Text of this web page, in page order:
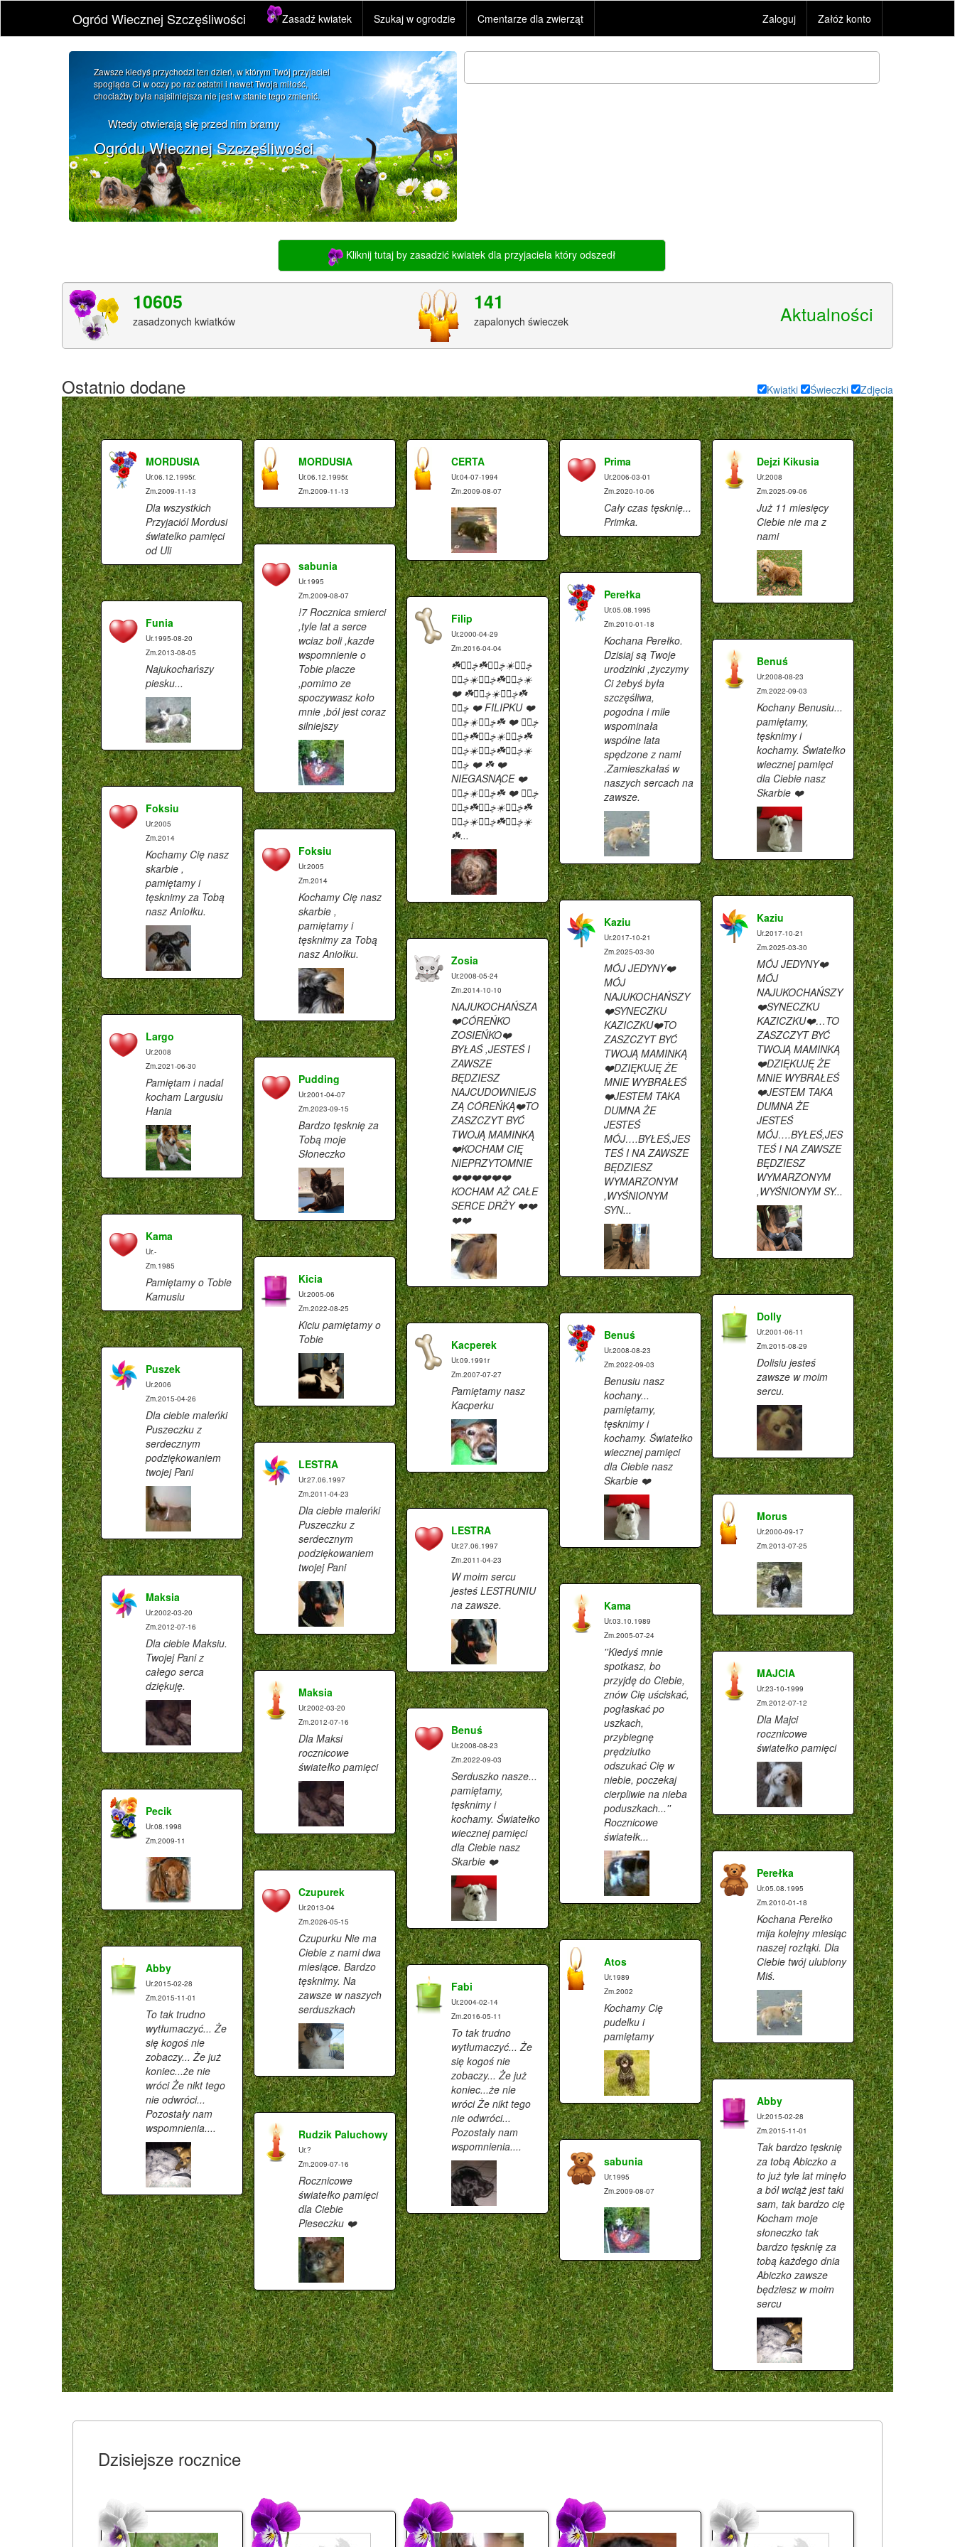
Ogród Wiecznej Szczęśliwości Zasadź kwiatek Szukaj w ogrodzie Cmentarze dla zwierząt Zaloguj Załóż konto
Zawsze kiedyś przychodzi ten dzień, w którym Twój przyjaciel
spogląda Ci w oczy po raz ostatni i nawet Twoja miłość,
chociażby była najsilniejsza nie jest w stanie tego zmienić.
Wtedy otwierają się przed nim bramy
Ogródu Wiecznej Szczęśliwości
Kliknij tutaj by zasadzić kwiatek dla przyjaciela który odszedł
10605
zasadzonych kwiatków
141
zapalonych świeczek Aktualności
Ostatnio dodane Kwiatki Świeczki Zdjęcia
MORDUSIA
Ur.06.12.1995r.
Zm.2009-11-13
Dla wszystkich
Przyjaciól Mordusi
światelko pamięci
od Uli
MORDUSIA
Ur.06.12.1995r.
Zm.2009-11-13
CERTA
Ur.04-07-1994
Zm.2009-08-07
Prima
Ur.2006-03-01
Zm.2020-10-06
Cały czas tęsknię...
Primka.
Dejzi Kikusia
Ur.2008
Zm.2025-09-06
Już 11 miesięcy
Ciebie nie ma z
nami
sabunia
Ur.1995
Zm.2009-08-07
!7 Rocznica smierci
,tyle lat a serce
wciaz boli ,kazde
wspomnienie o
Tobie placze
,pomimo ze
spoczywasz koło
mnie ,ból jest coraz
silniejszy
Perełka
Ur.05.08.1995
Zm.2010-01-18
Kochana Perełko.
Dzisiaj są Twoje
urodzinki ,życzymy
Ci żebyś była
szczęśliwa,
pogodna i mile
wspominała
wspólne lata
spędzone z nami
.Zamieszkałaś w
naszych sercach na
zawsze.
Filip
Ur.2000-04-29
Zm.2016-04-04
☘️ڿڰۣ☀️ڿڰۣ☘️ڿڰۣ
☀️ڿڰۣ☘️ڿڰۣ☀️ڿڰۣ
☘️ڿڰۣ☀️ڿڰۣ☘️ ❤️
ڿڰۣ ❤️ FILIPKU ❤️
ڿڰۣ ❤️ ☘️ڿڰۣ☀️ڿڰۣ
☘️ڿڰۣ☀️ڿڰۣ☘️ڿڰۣ
☀️ڿڰۣ☘️ڿڰۣ☀️ڿڰۣ
☘️ ❤️ ڿڰۣ ❤️
NIEGASNĄCE ❤️
ڿڰۣ ❤️ ☘️ڿڰۣ☀️ڿڰۣ
☘️ڿڰۣ☀️ڿڰۣ☘️ڿڰۣ
☀️ڿڰۣ☘️ڿڰۣ☀️ڿڰۣ
☘️...
Funia
Ur.1995-08-20
Zm.2013-08-05
Najukochańszy
piesku...
Benuś
Ur.2008-08-23
Zm.2022-09-03
Kochany Benusiu...
pamiętamy,
tęsknimy i
kochamy. Światełko
wiecznej pamięci
dla Ciebie nasz
Skarbie ❤️
Foksiu
Ur.2005
Zm.2014
Kochamy Cię nasz
skarbie ,
pamiętamy i
tęsknimy za Tobą
nasz Aniołku.
Foksiu
Ur.2005
Zm.2014
Kochamy Cię nasz
skarbie ,
pamiętamy i
tęsknimy za Tobą
nasz Aniołku.
Kaziu
Ur.2017-10-21
Zm.2025-03-30
MÓJ JEDYNY❤️
MÓJ
NAJUKOCHAŃSZY
❤️SYNECZKU
KAZICZKU❤️…TO
ZASZCZYT BYĆ
TWOJĄ MAMINKĄ
❤️DZIĘKUJĘ ŻE
MNIE WYBRAŁEŚ
❤️JESTEM TAKA
DUMNA ŻE
JESTEŚ
MÓJ….BYŁEŚ,JES
TEŚ I NA ZAWSZE
BĘDZIESZ
WYMARZONYM
,WYŚNIONYM SY...
Kaziu
Ur.2017-10-21
Zm.2025-03-30
MÓJ JEDYNY❤️
MÓJ
NAJUKOCHAŃSZY
❤️SYNECZKU
KAZICZKU❤️TO
ZASZCZYT BYĆ
TWOJĄ MAMINKĄ
❤️DZIĘKUJĘ ŻE
MNIE WYBRAŁEŚ
❤️JESTEM TAKA
DUMNA ŻE
JESTEŚ
MÓJ….BYŁEŚ,JES
TEŚ I NA ZAWSZE
BĘDZIESZ
WYMARZONYM
,WYŚNIONYM
SYN...
Zosia
Ur.2008-05-24
Zm.2014-10-10
NAJUKOCHAŃSZA
❤️CÓREŃKO
ZOSIEŃKO❤️
BYŁAŚ ,JESTEŚ I
ZAWSZE
BĘDZIESZ
NAJCUDOWNIEJS
ZĄ CÓREŃKĄ❤️TO
ZASZCZYT BYĆ
TWOJĄ MAMINKĄ
❤️KOCHAM CIĘ
NIEPRZYTOMNIE
❤️❤️❤️❤️❤️❤️
KOCHAM AŻ CAŁE
SERCE DRŻY ❤️❤️
❤️❤️
Largo
Ur.2008
Zm.2021-06-30
Pamiętam i nadal
kocham Largusiu
Hania
Pudding
Ur.2001-04-07
Zm.2023-09-15
Bardzo tęsknię za
Tobą moje
Słoneczko
Kama
Ur.-
Zm.1985
Pamiętamy o Tobie
Kamusiu
Kicia
Ur.2005-06
Zm.2022-08-25
Kiciu pamiętamy o
Tobie
Dolly
Ur.2001-06-11
Zm.2015-08-29
Dolisiu jesteś
zawsze w moim
sercu.
Benuś
Ur.2008-08-23
Zm.2022-09-03
Benusiu nasz
kochany...
pamiętamy,
tęsknimy i
kochamy. Światełko
wiecznej pamięci
dla Ciebie nasz
Skarbie ❤️
Kacperek
Ur.09.1991r
Zm.2007-07-27
Pamiętamy nasz
Kacperku
Puszek
Ur.2006
Zm.2015-04-26
Dla ciebie maleńki
Puszeczku z
serdecznym
podziękowaniem
twojej Pani
LESTRA
Ur.27.06.1997
Zm.2011-04-23
Dla ciebie maleńki
Puszeczku z
serdecznym
podziękowaniem
twojej Pani
Morus
Ur.2000-09-17
Zm.2013-07-25
LESTRA
Ur.27.06.1997
Zm.2011-04-23
W moim sercu
jesteś LESTRUNIU
na zawsze.
Maksia
Ur.2002-03-20
Zm.2012-07-16
Dla ciebie Maksiu.
Twojej Pani z
całego serca
dziękuję.
Kama
Ur.03.10.1989
Zm.2005-07-24
''Kiedyś mnie
spotkasz, bo
przyjdę do Ciebie,
znów Cię uściskać,
pogłaskać po
uszkach,
przybiegnę
prędziutko
odszukać Cię w
niebie, poczekaj
cierpliwie na nieba
poduszkach...''
Rocznicowe
światełk...
MAJCIA
Ur.23-10-1999
Zm.2012-07-12
Dla Majci
rocznicowe
światełko pamięci
Maksia
Ur.2002-03-20
Zm.2012-07-16
Dla Maksi
rocznicowe
światełko pamięci
Benuś
Ur.2008-08-23
Zm.2022-09-03
Serduszko nasze...
pamiętamy,
tęsknimy i
kochamy. Światełko
wiecznej pamięci
dla Ciebie nasz
Skarbie ❤️
Pecik
Ur.08.1998
Zm.2009-11
Perełka
Ur.05.08.1995
Zm.2010-01-18
Kochana Perełko
mija kolejny miesiąc
naszej rozłąki. Dla
Ciebie twój ulubiony
Miś.
Czupurek
Ur.2013-04
Zm.2026-05-15
Czupurku Nie ma
Ciebie z nami dwa
miesiące. Bardzo
tęsknimy. Na
zawsze w naszych
serduszkach
Atos
Ur.1989
Zm.2002
Kochamy Cię
pudelku i
pamiętamy
Abby
Ur.2015-02-28
Zm.2015-11-01
To tak trudno
wytłumaczyć... Że
się kogoś nie
zobaczy... Że już
koniec...że nie
wróci Że nikt tego
nie odwróci...
Pozostały nam
wspomnienia....
Fabi
Ur.2004-02-14
Zm.2016-05-11
To tak trudno
wytłumaczyć... Że
się kogoś nie
zobaczy... Że już
koniec...że nie
wróci Że nikt tego
nie odwróci...
Pozostały nam
wspomnienia....
Abby
Ur.2015-02-28
Zm.2015-11-01
Tak bardzo tęsknię
za tobą Abiczko a
to już tyle lat minęło
a ból wciąż jest taki
sam, tak bardzo cię
Kocham moje
słoneczko tak
bardzo tęsknię za
tobą każdego dnia
Abiczko zawsze
będziesz w moim
sercu
Rudzik Paluchowy
Ur.?
Zm.2009-07-16
Rocznicowe
światełko pamięci
dla Ciebie
Pieseczku ❤️
sabunia
Ur.1995
Zm.2009-08-07
Dzisiejsze rocznice